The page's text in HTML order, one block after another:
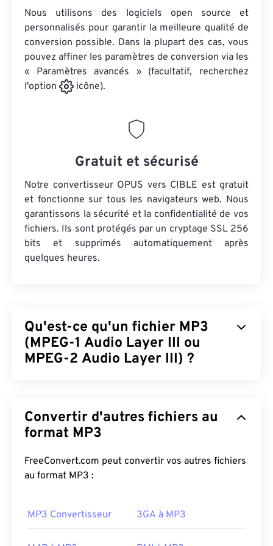
Nous utilisons des logiciels open source et
personnalisés pour garantir la meilleure qualité de
conversion possible. Dans la plupart des cas, vous
pouvez affiner les paramètres de conversion via les
« Paramètres avancés » (facultatif, recherchez
l'option
icône).
Gratuit et sécurisé
Notre convertisseur OPUS vers CIBLE est gratuit
et fonctionne sur tous les navigateurs web. Nous
garantissons la sécurité et la confidentialité de vos
fichiers. Ils sont protégés par un cryptage SSL 256
bits et supprimés automatiquement après
quelques heures.
Qu'est-ce qu'un fichier MP3
(MPEG-1 Audio Layer III ou
MPEG-2 Audio Layer III) ?
utilisé pourcompresser une séquence sonore
en
un fichier de très petite taille afin de permettre son
fichiers MP3 sont les fichiers audio les plus utilisés
par les consommateurs. Grâce à leur petite taille et
à partager.
Convertir d'autres fichiers au
format MP3
FreeConvert.com peut convertir vos autres fichiers
au format MP3 :
MP3 Convertisseur 3GA à MP3